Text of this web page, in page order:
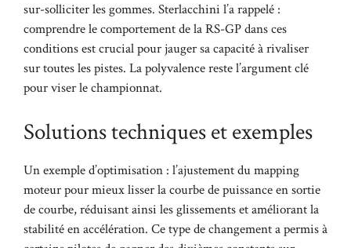
sur-solliciter les gommes. Sterlacchini l’a rappelé :
comprendre le comportement de la RS-GP dans ces
conditions est crucial pour jauger sa capacité à rivaliser
sur toutes les pistes. La polyvalence reste l’argument clé
pour viser le championnat.
Solutions techniques et exemples
Un exemple d’optimisation : l’ajustement du mapping
moteur pour mieux lisser la courbe de puissance en sortie
de courbe, réduisant ainsi les glissements et améliorant la
stabilité en accélération. Ce type de changement a permis à